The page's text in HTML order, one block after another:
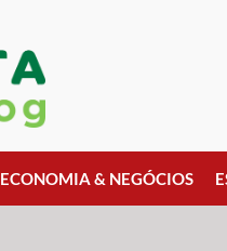
ECONOMIA & NEGÓCIOS